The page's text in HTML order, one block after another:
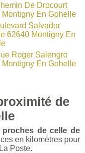
De Drocourt
Montigny En Gohelle
Salvador
62640 Montigny En
Roger Salengro
Montigny En Gohelle
de
de celle de
en kilomètres pour
Poste.